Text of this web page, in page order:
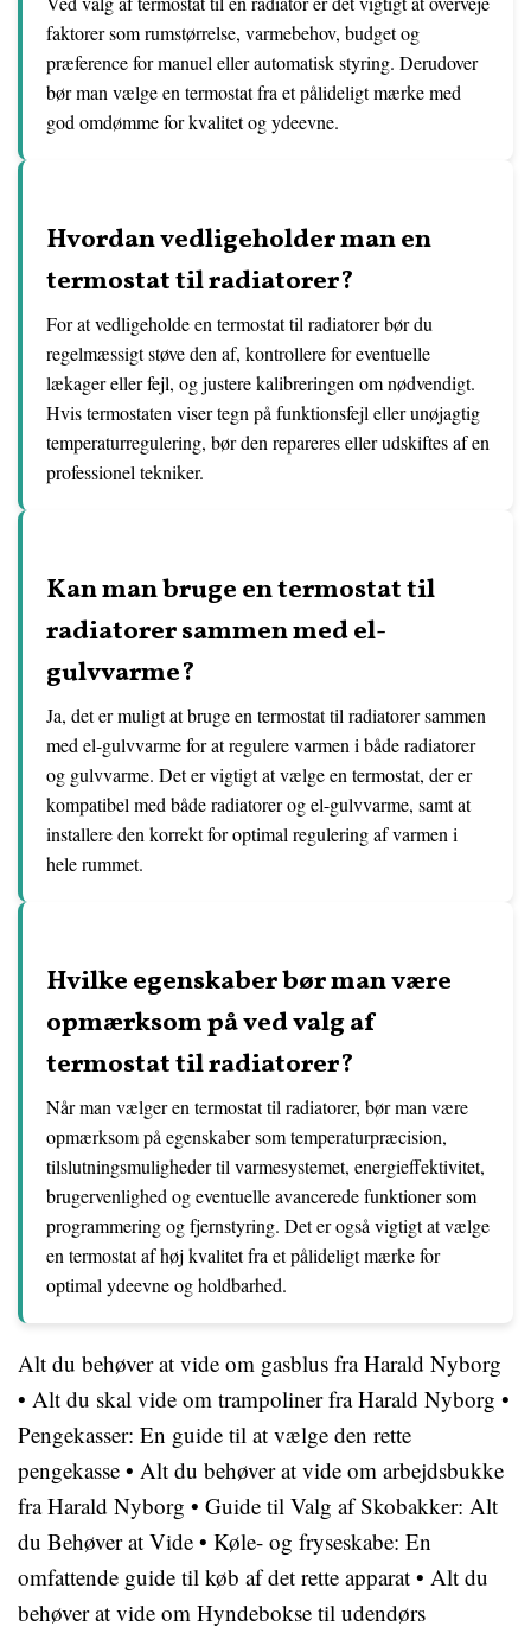
faktorer som rumstørrelse, varmebehov, budget og
præference for manuel eller automatisk styring. Derudover
bør man vælge en termostat fra et pålideligt mærke med
god omdømme for kvalitet og ydeevne.
Hvordan vedligeholder man en
termostat til radiatorer?
For at vedligeholde en termostat til radiatorer bør du
regelmæssigt støve den af, kontrollere for eventuelle
lækager eller fejl, og justere kalibreringen om nødvendigt.
Hvis termostaten viser tegn på funktionsfejl eller unøjagtig
temperaturregulering, bør den repareres eller udskiftes af en
professionel tekniker.
Kan man bruge en termostat til
radiatorer sammen med el-
gulvvarme?
Ja, det er muligt at bruge en termostat til radiatorer sammen
med el-gulvvarme for at regulere varmen i både radiatorer
og gulvvarme. Det er vigtigt at vælge en termostat, der er
kompatibel med både radiatorer og el-gulvvarme, samt at
installere den korrekt for optimal regulering af varmen i
hele rummet.
Hvilke egenskaber bør man være
opmærksom på ved valg af
termostat til radiatorer?
Når man vælger en termostat til radiatorer, bør man være
opmærksom på egenskaber som temperaturpræcision,
tilslutningsmuligheder til varmesystemet, energieffektivitet,
brugervenlighed og eventuelle avancerede funktioner som
programmering og fjernstyring. Det er også vigtigt at vælge
en termostat af høj kvalitet fra et pålideligt mærke for
optimal ydeevne og holdbarhed.
Alt du behøver at vide om gasblus fra Harald Nyborg
• Alt du skal vide om trampoliner fra Harald Nyborg •
Pengekasser: En guide til at vælge den rette
pengekasse • Alt du behøver at vide om arbejdsbukke
fra Harald Nyborg • Guide til Valg af Skobakker: Alt
du Behøver at Vide • Køle- og fryseskabe: En
omfattende guide til køb af det rette apparat • Alt du
behøver at vide om Hyndebokse til udendørs